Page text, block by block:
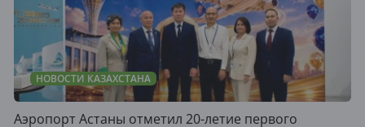
НОВОСТИ КАЗАХСТАНА
Аэропорт Астаны отметил 20-летие первого